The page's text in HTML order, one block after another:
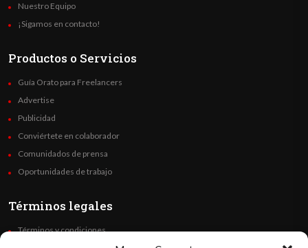
Nuestro Equipo
¡Sigamos en contacto!
Productos o Servicios
Guía Orato para Freelancers
Advertise
Publicidad
Conviértete en colaborador
Comunidados de prensa
Oportunidades de trabajo
Términos legales
Términos y condiciones